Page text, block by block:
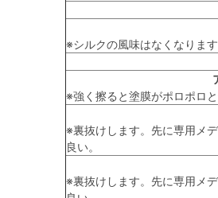
※シルクの風味はなくなります
※強く擦ると塗膜がポロポロと
※裏抜けします。先に専用メ
良い。
※裏抜けします。先に専用メ